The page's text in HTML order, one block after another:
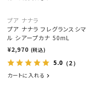
プア ナナラ
プア ナナラ フレグランスシ
ル シアープカナ 50mL
¥2,970 (税込)
5.0 （2）
カートに入れる